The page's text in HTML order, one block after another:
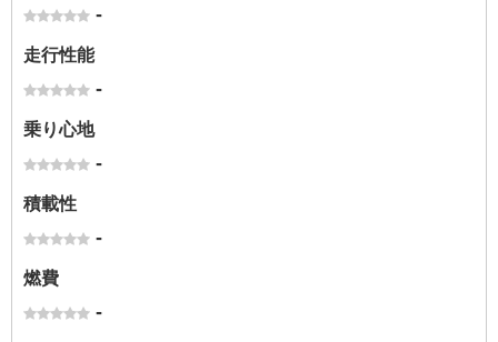
-
走行性能
-
乗り心地
-
積載性
-
燃費
-